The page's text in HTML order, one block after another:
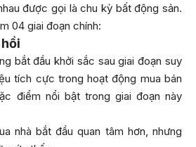
được gọi là chu kỳ bất động sản.
04 giai đoạn chính:
bắt đầu khởi sắc sau giai đoạn suy
tích cực trong hoạt động mua bán
điểm nổi bật trong giai đoạn này
nhà bắt đầu quan tâm hơn, nhưng